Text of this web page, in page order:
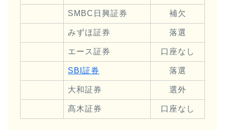
SMBC日興証券 補欠
みずほ証券 落選
エース証券 口座なし
SBI証券 落選
大和証券 選外
髙木証券 口座なし